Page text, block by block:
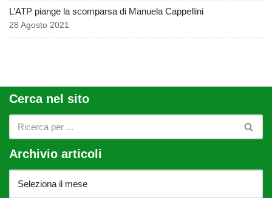
L’ATP piange la scomparsa di Manuela Cappellini
28 Agosto 2021
Cerca nel sito
Archivio articoli